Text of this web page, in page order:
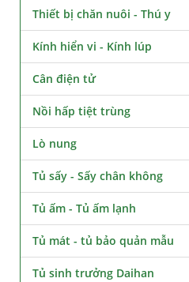
Thiết bị chăn nuôi - Thú y
Kính hiển vi - Kính lúp
Cân điện tử
Nồi hấp tiệt trùng
Lò nung
Tủ sấy - Sấy chân không
Tủ ấm - Tủ ấm lạnh
Tủ mát - tủ bảo quản mẫu
Tủ sinh trưởng Daihan